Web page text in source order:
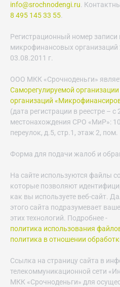
info@srochnodengi.ru .
8 495 145 33 55
Регистрационный номер записи
микрофинансовых организаций
03.08.2011 г.
ООО МКК «Срочноденьги»
Саморегулируемой
организаций
(дата регистрации в реестре –
местонахождения СРО «МиР»:
переулок, д.5, стр.1, этаж 2, пом.
Форма для подачи жалоб и
На сайте используются файлы
которые позволяют
как вы используете веб-сайт.
этого сайта подразумевает
этих технологий. Подробнее -
политика использования
политика в отношении
Ссылка на страницу сайта в
телекоммуникационной сети
МКК «Срочноденьги» для